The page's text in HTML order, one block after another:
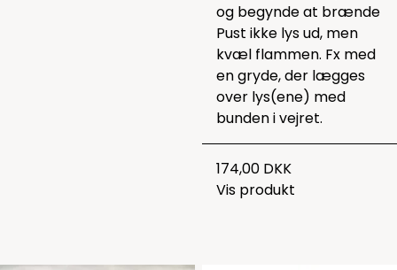
og begynde at brænde
Pust ikke lys ud, men
kvæl flammen. Fx med
en gryde, der lægges
over lys(ene) med
bunden i vejret.
174,00 DKK
Vis produkt